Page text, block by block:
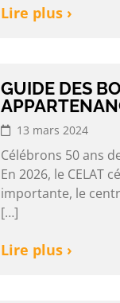
Lire plus ›
GUIDE DES
13 mars 2024
Célébrons 50 ans
En 2026, le CELAT
importante, le
[…]
Lire plus ›